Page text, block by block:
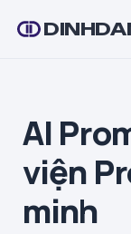
AI
viện
minh